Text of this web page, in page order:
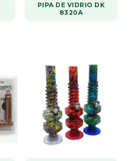
PIPA DE VIDRIO DK
8320A